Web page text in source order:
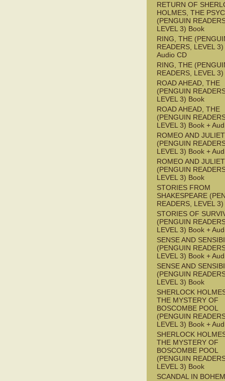
RETURN OF
HOLMES, THE
(PENGUIN
LEVEL 3) Book
RING, THE
READERS, LEVEL
Audio CD
RING, THE
READERS, LEVEL
ROAD AHEAD, THE
(PENGUIN
LEVEL 3) Book
ROAD AHEAD, THE
(PENGUIN
LEVEL 3) Book +
ROMEO AND JULIET
(PENGUIN
LEVEL 3) Book +
ROMEO AND JULIET
(PENGUIN
LEVEL 3) Book
STORIES FROM
SHAKESPEARE
READERS, LEVEL
STORIES OF
(PENGUIN
LEVEL 3) Book +
SENSE AND
(PENGUIN
LEVEL 3) Book +
SENSE AND
(PENGUIN
LEVEL 3) Book
SHERLOCK
THE MYSTERY OF
BOSCOMBE POOL
(PENGUIN
LEVEL 3) Book +
SHERLOCK
THE MYSTERY OF
BOSCOMBE POOL
(PENGUIN
LEVEL 3) Book
SCANDAL IN